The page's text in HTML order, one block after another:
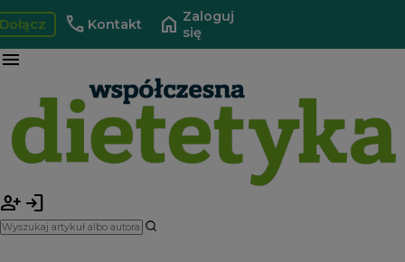
call Kontakt home Zaloguj
się
menu
person_add login